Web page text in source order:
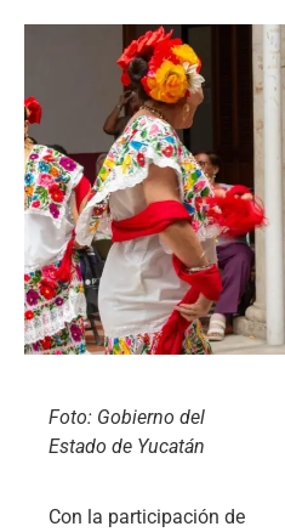
Foto: Gobierno del
Estado de Yucatán
Con la participación de